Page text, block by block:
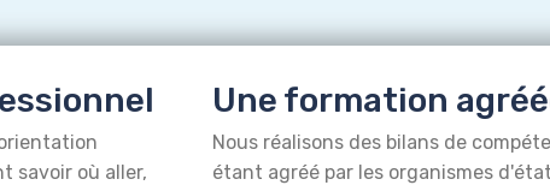
savoir où aller,
Une formation
Nous réalisons des bilans de
étant agréé par les organismes